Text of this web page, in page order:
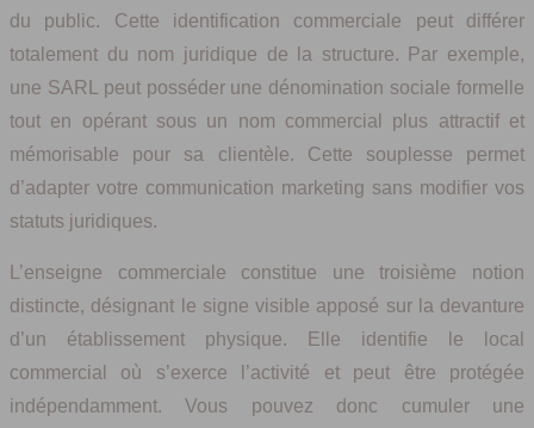
du public. Cette identification commerciale peut différer
totalement du nom juridique de la structure. Par exemple,
une SARL peut posséder une dénomination sociale formelle
tout en opérant sous un nom commercial plus attractif et
mémorisable pour sa clientèle. Cette souplesse permet
d’adapter votre communication marketing sans modifier vos
statuts juridiques.
L’enseigne commerciale constitue une troisième notion
distincte, désignant le signe visible apposé sur la devanture
d’un établissement physique. Elle identifie le local
commercial où s’exerce l’activité et peut être protégée
indépendamment. Vous pouvez donc cumuler une